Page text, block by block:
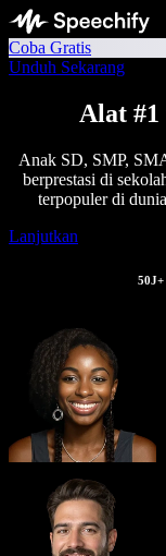
Coba Gratis
Unduh Sekarang
Alat #1
Anak SD, SMP,
berprestasi di
terpopuler di
Lanjutkan
50J+